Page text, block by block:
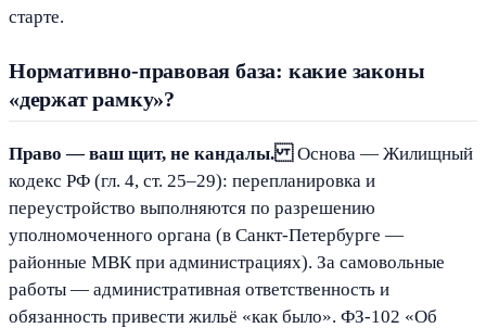
старте.
Нормативно-правовая база: какие законы
«держат рамку»?
Право — ваш щит, не кандалы.Основа — Жилищный
кодекс РФ (гл. 4, ст. 25–29): перепланировка и
переустройство выполняются по разрешению
уполномоченного органа (в Санкт-Петербурге —
районные МВК при администрациях). За самовольные
работы — административная ответственность и
обязанность привести жильё «как было». ФЗ-102 «Об